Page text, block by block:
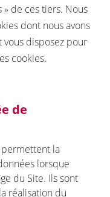
de ces tiers. Nous
dont nous avons
vous disposez pour
cookies.
de
permettent la
lorsque
du Site. Ils sont
réalisation du